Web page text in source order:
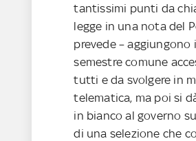
tantissimi punti da
legge in una nota del
prevede – aggiungono
semestre comune
tutti e da svolgere in
telematica, ma poi si
in bianco al governo
di una selezione che